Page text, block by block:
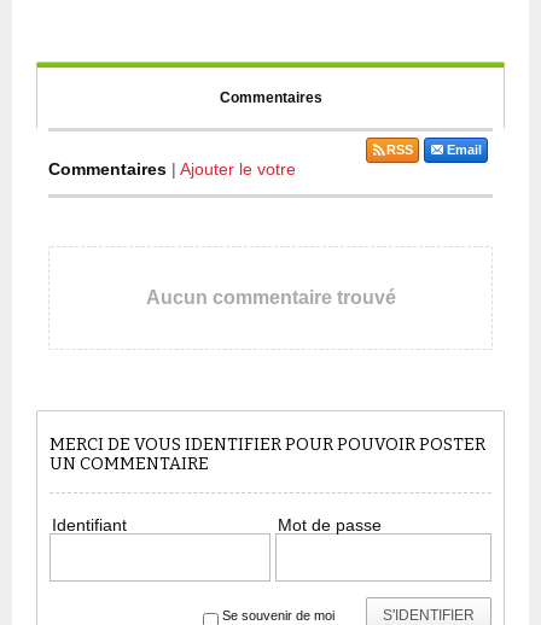
Commentaires
Commentaires | Ajouter le votre
Email
RSS
Aucun commentaire trouvé
MERCI DE VOUS IDENTIFIER POUR POUVOIR POSTER
UN COMMENTAIRE
Identifiant Mot de passe
S'IDENTIFIER
Se souvenir de moi